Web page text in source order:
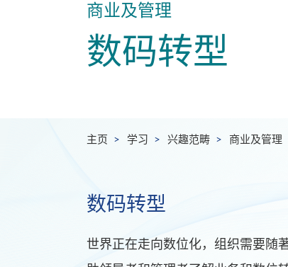
商业及管理
数码转型
主页 学习 兴趣范畴 商业及管理
数码转型
世界正在走向数位化，组织需要随